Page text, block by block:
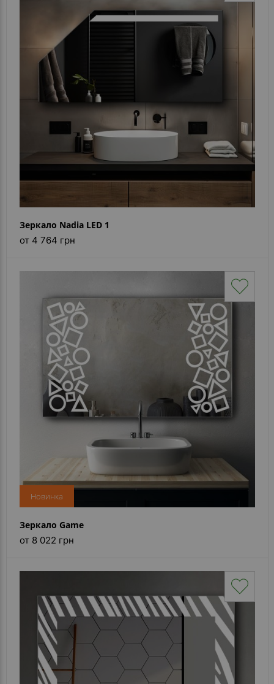
Зеркало Nadia LED 1
от 4 764 грн
Новинка
Зеркало Game
от 8 022 грн